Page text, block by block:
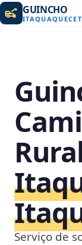
GUINCHO
Serviço de